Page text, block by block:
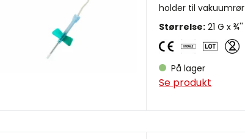
holder til vakuumrør
Størrelse: 21 G x ¾''
På lager
Se produkt